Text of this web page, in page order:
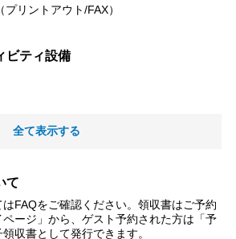
リントアウト/FAX）
ビティ設備
ス
い設備
全て表示する
て
FAQをご確認ください。領収書はご予約
ージ」から、ゲスト予約された方は「予
収書として発行できます。